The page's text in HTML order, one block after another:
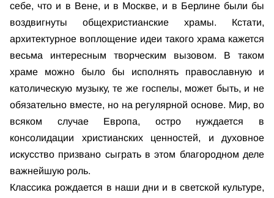
себе, что и в Вене, и в Москве, и в Берлине были бы
воздвигнуты общехристианские храмы. Кстати,
архитектурное воплощение идеи такого храма кажется
весьма интересным творческим вызовом. В таком
храме можно было бы исполнять православную и
католическую музыку, те же госпелы, может быть, и не
обязательно вместе, но на регулярной основе. Мир, во
всяком случае Европа, остро нуждается в
консолидации христианских ценностей, и духовное
искусство призвано сыграть в этом благородном деле
важнейшую роль.
Классика рождается в наши дни и в светской культуре,